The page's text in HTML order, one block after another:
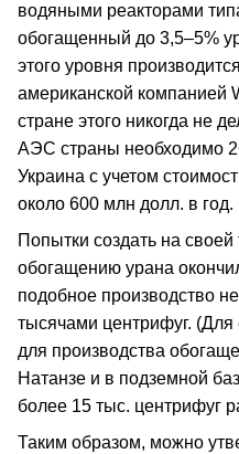
водяными реакторами
обогащенный до 3,5–5%
этого уровня
американской компанией
стране этого никогда не
АЭС страны необходимо
Украина с учетом
около 600 млн долл. в год.
Попытки создать на
обогащению урана
подобное производство
тысячами центрифуг.
для производства
Натанзе и в подземной
более 15 тыс. центрифуг
Таким образом, можно